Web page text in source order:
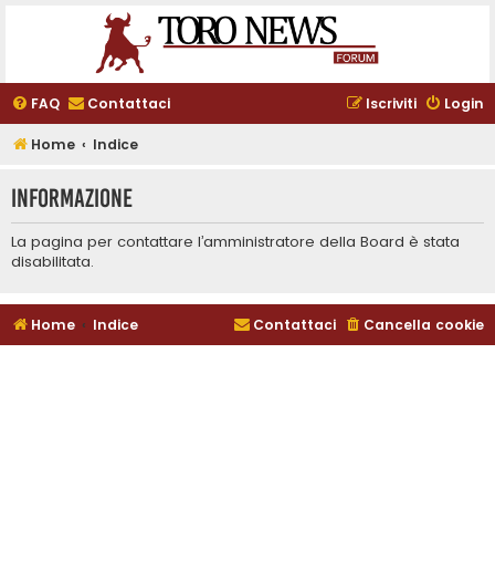
FAQ Contattaci Login
Iscriviti
Home Indice
Informazione
La pagina per contattare l’amministratore della Board è stata
disabilitata.
Home Indice Cancella cookie
Contattaci